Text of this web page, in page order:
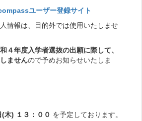
ユーザー登録サイト
情報は、目的外では使用いたしませ
４年度入学者選抜の出願に際して、
ませんので予めお知らせいたしま
(木) １３：００ を予定しております。